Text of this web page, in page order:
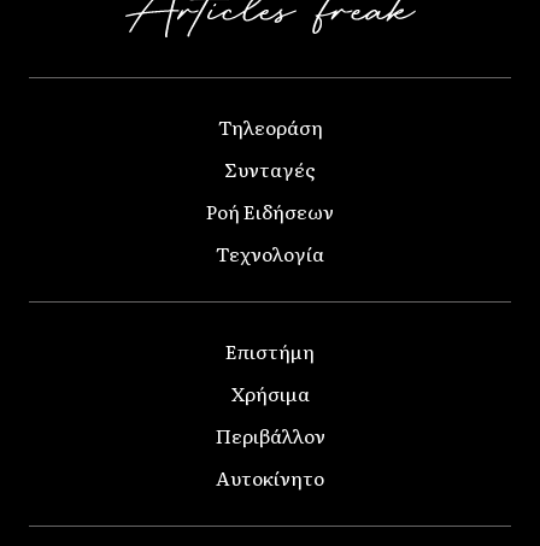
Τηλεοράση
Συνταγές
Ροή Ειδήσεων
Τεχνολογία
Επιστήμη
Χρήσιμα
Περιβάλλον
Αυτοκίνητο